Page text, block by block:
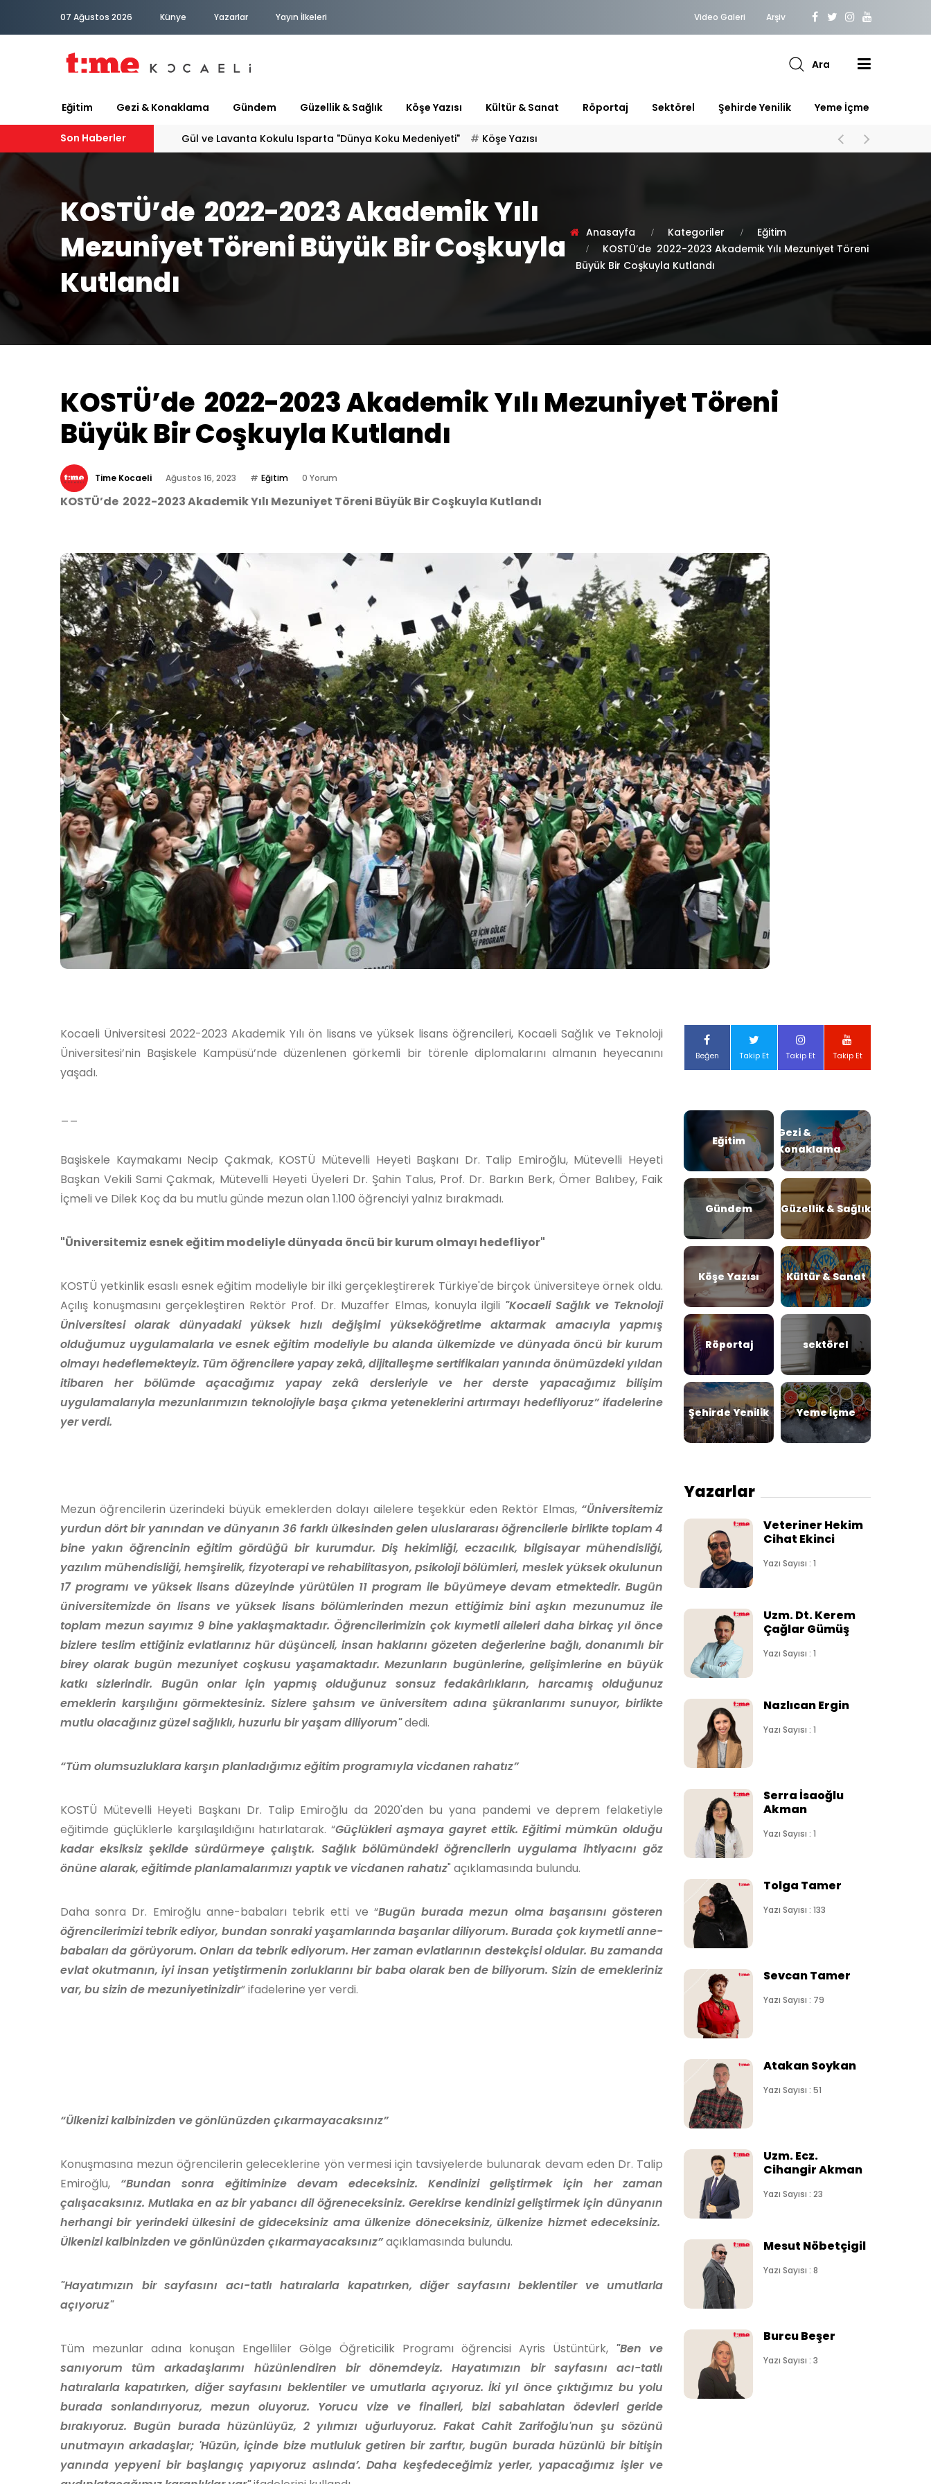
07 Ağustos 2026 Künye Yazarlar Yayın İlkeleri Video Galeri Arşiv
Ara
Eğitim Gezi & Konaklama Gündem Güzellik & Sağlık Köşe Yazısı Kültür & Sanat Röportaj Sektörel Şehirde Yenilik Yeme İçme
Son Haberler Gül ve Lavanta Kokulu Isparta "Dünya Koku Medeniyeti" Köşe Yazısı
KOSTÜ’de 2022-2023 Akademik Yılı
Mezuniyet Töreni Büyük Bir Coşkuyla
Kutlandı
Anasayfa Kategoriler
Eğitim
KOSTÜ’de 2022-2023 Akademik Yılı Mezuniyet Töreni
Büyük Bir Coşkuyla Kutlandı
KOSTÜ’de 2022-2023 Akademik Yılı Mezuniyet Töreni
Büyük Bir Coşkuyla Kutlandı
Time Kocaeli Ağustos 16, 2023 Eğitim 0 Yorum
KOSTÜ’de 2022-2023 Akademik Yılı Mezuniyet Töreni Büyük Bir Coşkuyla Kutlandı
Kocaeli Üniversitesi 2022-2023 Akademik Yılı ön lisans ve yüksek lisans öğrencileri, Kocaeli Sağlık ve Teknoloji
Üniversitesi’nin Başiskele Kampüsü’nde düzenlenen görkemli bir törenle diplomalarını almanın heyecanını
yaşadı.
Başiskele Kaymakamı Necip Çakmak, KOSTÜ Mütevelli Heyeti Başkanı Dr. Talip Emiroğlu, Mütevelli Heyeti
Başkan Vekili Sami Çakmak, Mütevelli Heyeti Üyeleri Dr. Şahin Talus, Prof. Dr. Barkın Berk, Ömer Balıbey, Faik
İçmeli ve Dilek Koç da bu mutlu günde mezun olan 1.100 öğrenciyi yalnız bırakmadı.
"Üniversitemiz esnek eğitim modeliyle dünyada öncü bir kurum olmayı hedefliyor"
KOSTÜ yetkinlik esaslı esnek eğitim modeliyle bir ilki gerçekleştirerek Türkiye'de birçok üniversiteye örnek oldu.
Açılış konuşmasını gerçekleştiren Rektör Prof. Dr. Muzaffer Elmas, konuyla ilgili "Kocaeli Sağlık ve Teknoloji
Üniversitesi olarak dünyadaki yüksek hızlı değişimi yükseköğretime aktarmak amacıyla yapmış
olduğumuz uygulamalarla ve esnek eğitim modeliyle bu alanda ülkemizde ve dünyada öncü bir kurum
olmayı hedeflemekteyiz. Tüm öğrencilere yapay zekâ, dijitalleşme sertifikaları yanında önümüzdeki yıldan
itibaren her bölümde açacağımız yapay zekâ dersleriyle ve her derste yapacağımız bilişim
uygulamalarıyla mezunlarımızın teknolojiyle başa çıkma yeteneklerini artırmayı hedefliyoruz” ifadelerine
yer verdi.
Mezun öğrencilerin üzerindeki büyük emeklerden dolayı ailelere teşekkür eden Rektör Elmas, “Üniversitemiz
yurdun dört bir yanından ve dünyanın 36 farklı ülkesinden gelen uluslararası öğrencilerle birlikte toplam 4
bine yakın öğrencinin eğitim gördüğü bir kurumdur. Diş hekimliği, eczacılık, bilgisayar mühendisliği,
yazılım mühendisliği, hemşirelik, fizyoterapi ve rehabilitasyon, psikoloji bölümleri, meslek yüksek okulunun
17 programı ve yüksek lisans düzeyinde yürütülen 11 program ile büyümeye devam etmektedir. Bugün
üniversitemizde ön lisans ve yüksek lisans bölümlerinden mezun ettiğimiz bini aşkın mezunumuz ile
toplam mezun sayımız 9 bine yaklaşmaktadır. Öğrencilerimizin çok kıymetli aileleri daha birkaç yıl önce
bizlere teslim ettiğiniz evlatlarınız hür düşünceli, insan haklarını gözeten değerlerine bağlı, donanımlı bir
birey olarak bugün mezuniyet coşkusu yaşamaktadır. Mezunların bugünlerine, gelişimlerine en büyük
katkı sizlerindir. Bugün onlar için yapmış olduğunuz sonsuz fedakârlıkların, harcamış olduğunuz
emeklerin karşılığını görmektesiniz. Sizlere şahsım ve üniversitem adına şükranlarımı sunuyor, birlikte
mutlu olacağınız güzel sağlıklı, huzurlu bir yaşam diliyorum"dedi.
“Tüm olumsuzluklara karşın planladığımız eğitim programıyla vicdanen rahatız”
KOSTÜ Mütevelli Heyeti Başkanı Dr. Talip Emiroğlu da 2020'den bu yana pandemi ve deprem felaketiyle
eğitimde güçlüklerle karşılaşıldığını hatırlatarak. “Güçlükleri aşmaya gayret ettik. Eğitimi mümkün olduğu
kadar eksiksiz şekilde sürdürmeye çalıştık. Sağlık bölümündeki öğrencilerin uygulama ihtiyacını göz
önüne alarak, eğitimde planlamalarımızı yaptık ve vicdanen rahatız" açıklamasında bulundu.
Daha sonra Dr. Emiroğlu anne-babaları tebrik etti ve “Bugün burada mezun olma başarısını gösteren
öğrencilerimizi tebrik ediyor, bundan sonraki yaşamlarında başarılar diliyorum. Burada çok kıymetli anne-
babaları da görüyorum. Onları da tebrik ediyorum. Her zaman evlatlarının destekçisi oldular. Bu zamanda
evlat okutmanın, iyi insan yetiştirmenin zorluklarını bir baba olarak ben de biliyorum. Sizin de emekleriniz
var, bu sizin de mezuniyetinizdir” ifadelerine yer verdi.
“Ülkenizi kalbinizden ve gönlünüzden çıkarmayacaksınız”
Konuşmasına mezun öğrencilerin geleceklerine yön vermesi için tavsiyelerde bulunarak devam eden Dr. Talip
Emiroğlu, “Bundan sonra eğitiminize devam edeceksiniz. Kendinizi geliştirmek için her zaman
çalışacaksınız. Mutlaka en az bir yabancı dil öğreneceksiniz. Gerekirse kendinizi geliştirmek için dünyanın
herhangi bir yerindeki ülkesini de gideceksiniz ama ülkenize döneceksiniz, ülkenize hizmet edeceksiniz.
Ülkenizi kalbinizden ve gönlünüzden çıkarmayacaksınız”açıklamasında bulundu.
"Hayatımızın bir sayfasını acı-tatlı hatıralarla kapatırken, diğer sayfasını beklentiler ve umutlarla
açıyoruz"
Tüm mezunlar adına konuşan Engelliler Gölge Öğreticilik Programı öğrencisi Ayris Üstüntürk, "Ben ve
sanıyorum tüm arkadaşlarımı hüzünlendiren bir dönemdeyiz. Hayatımızın bir sayfasını acı-tatlı
hatıralarla kapatırken, diğer sayfasını beklentiler ve umutlarla açıyoruz. İki yıl önce çıktığımız bu yolu
burada sonlandırıyoruz, mezun oluyoruz. Yorucu vize ve finalleri, bizi sabahlatan ödevleri geride
bırakıyoruz. Bugün burada hüzünlüyüz, 2 yılımızı uğurluyoruz. Fakat Cahit Zarifoğlu'nun şu sözünü
unutmayın arkadaşlar; 'Hüzün, içinde bize mutluluk getiren bir zarftır, bugün burada hüzünlü bir bitişin
yanında yepyeni bir başlangıç yapıyoruz aslında’. Daha keşfedeceğimiz yerler, yapacağımız işler ve
Beğen Takip Et Takip Et Takip Et
Eğitim
Gezi &
Konaklama
Gündem Güzellik & Sağlık
Köşe Yazısı Kültür & Sanat
Röportaj sektörel
Şehirde Yenilik Yeme İçme
Yazarlar
Veteriner Hekim
Cihat Ekinci
Yazı Sayısı : 1
Uzm. Dt. Kerem
Çağlar Gümüş
Yazı Sayısı : 1
Nazlıcan Ergin
Yazı Sayısı : 1
Serra İsaoğlu
Akman
Yazı Sayısı : 1
Tolga Tamer
Yazı Sayısı : 133
Sevcan Tamer
Yazı Sayısı : 79
Atakan Soykan
Yazı Sayısı : 51
Uzm. Ecz.
Cihangir Akman
Yazı Sayısı : 23
Mesut Nöbetçigil
Yazı Sayısı : 8
Burcu Beşer
Yazı Sayısı : 3